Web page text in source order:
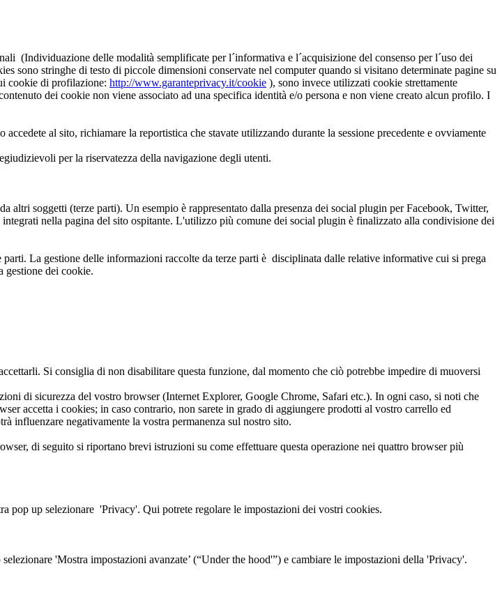
(Individuazione delle modalità semplificate per l´informativa e l´acquisizione del consenso per l´uso dei
stringhe di testo di piccole dimensioni conservate nel computer quando si visitano determinate pagine su
cookie di profilazione: http://www.garanteprivacy.it/cookie ), sono invece utilizzati cookie strettamente
dei cookie non viene associato ad una specifica identità e/o persona e non viene creato alcun profilo. I
al sito, richiamare la reportistica che stavate utilizzando durante la sessione precedente e ovviamente
per la riservatezza della navigazione degli utenti.
soggetti (terze parti). Un esempio è rappresentato dalla presenza dei social plugin per Facebook, Twitter,
nella pagina del sito ospitante. L'utilizzo più comune dei social plugin è finalizzato alla condivisione dei
La gestione delle informazioni raccolte da terze parti è disciplinata dalle relative informative cui si prega
gestione dei cookie.
Si consiglia di non disabilitare questa funzione, dal momento che ciò potrebbe impedire di muoversi
di sicurezza del vostro browser (Internet Explorer, Google Chrome, Safari etc.). In ogni caso, si noti che
accetta i cookies; in caso contrario, non sarete in grado di aggiungere prodotti al vostro carrello ed
influenzare negativamente la vostra permanenza sul nostro sito.
di seguito si riportano brevi istruzioni su come effettuare questa operazione nei quattro browser più
pop up selezionare 'Privacy'. Qui potrete regolare le impostazioni dei vostri cookies.
'Mostra impostazioni avanzate’ (“Under the hood'”) e cambiare le impostazioni della 'Privacy'.